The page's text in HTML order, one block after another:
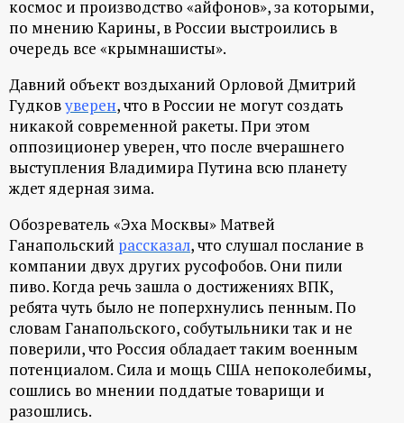
космос и производство «айфонов», за которыми,
по мнению Карины, в России выстроились в
очередь все «крымнашисты».
Давний объект воздыханий Орловой Дмитрий
Гудковуверен, что в России не могут создать
никакой современной ракеты. При этом
оппозиционер уверен, что после вчерашнего
выступления Владимира Путина всю планету
ждет ядерная зима.
Обозреватель «Эха Москвы» Матвей
Ганапольский рассказал, что слушал послание в
компании двух других русофобов. Они пили
пиво. Когда речь зашла о достижениях ВПК,
ребята чуть было не поперхнулись пенным. По
словам Ганапольского, собутыльники так и не
поверили, что Россия обладает таким военным
потенциалом. Сила и мощь США непоколебимы,
сошлись во мнении поддатые товарищи и
разошлись.